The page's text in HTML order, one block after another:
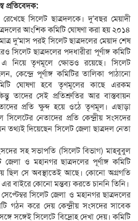
প্রতিবেদক:
সিলেট ছাত্রদলকে। দু’বছর মেয়াদী
আংশিক কমিটি ঘোষণা করা হয় ২০১৪
দু’মাস পরই সিলেট ছাত্রদলের মেয়াদ শেষ
সিলেট ছাত্রদলের পদধারীরা পূর্ণাঙ্গ কমিটি
এ নিয়ে তৃণমূলে ক্ষোভও রয়েছে। সিলেট
কেন্দ্রে পূর্ণাঙ্গ কমিটির তালিকা পাঠানো
ঘোষণা হবে তৃণমূলের কাছে এরকম
তাদের সেই প্রতিশ্রুতির আর বাস্তবায়ন
প্রতি ক্ষুব্দ হয়ে ওঠে তৃণমূল। এছাড়া
নেতাদের প্রতি কেন্দ্রীয় সংসদের
তথ্যই দিয়েছেন সিলেট জেলা ছাত্রদল নেতা
সহ সভাপতি (সিলেট বিভাগ) মাহবুবুল
ও মহানগর ছাত্রদলের পূর্ণাঙ্গ কমিটি
ছিল সে অবস্থাতেই আছে। কোনো অগ্রগতি
এর বাইরে কোনো মন্তব্য করতে চাননি তিনি।
সিলেট জেলা ও মহানগর ছাত্রদলের
গঠন করে দেয় কেন্দ্রীয় সংসদের সাবেক
সঙ্গেই সিলেটে বিদ্রোহ দেখা দেয়। কমিটি